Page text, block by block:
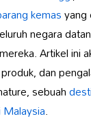
kemas
negara
Artikel ini
dan
sebuah
.